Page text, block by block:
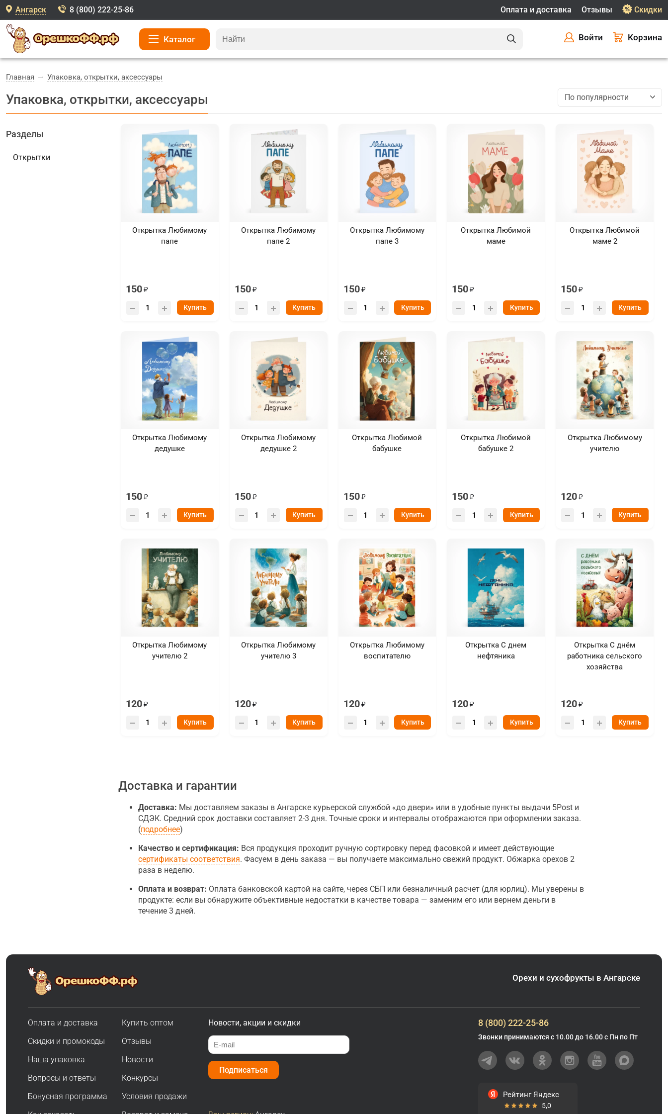
Ангарск 8 (800) 222-25-86 Скидки
Отзывы
Оплата и доставка
Каталог Войти Корзина
Главная Упаковка, открытки, аксессуары
Упаковка, открытки, аксессуары По популярности
Разделы
Открытки
Открытка Любимому
папе
150
Купить
Открытка Любимому
папе 2
150
Купить
Открытка Любимому
папе 3
150
Купить
Открытка Любимой
маме
150
Купить
Открытка Любимой
маме 2
150
Купить
Открытка Любимому
дедушке
150
Купить
Открытка Любимому
дедушке 2
150
Купить
Открытка Любимой
бабушке
150
Купить
Открытка Любимой
бабушке 2
150
Купить
Открытка Любимому
учителю
120
Купить
Открытка Любимому
учителю 2
120
Купить
Открытка Любимому
учителю 3
120
Купить
Открытка Любимому
воспитателю
120
Купить
Открытка С днем
нефтяника
120
Купить
Открытка С днём
работника сельского
хозяйства
120
Купить
Доставка и гарантии
Доставка: Мы доставляем заказы в Ангарске курьерской службой «до двери» или в удобные пункты выдачи 5Post и
СДЭК. Средний срок доставки составляет 2-3 дня. Точные сроки и интервалы отображаются при оформлении заказа.
(подробнее)
Качество и сертификация: Вся продукция проходит ручную сортировку перед фасовкой и имеет действующие
сертификаты соответствия. Фасуем в день заказа — вы получаете максимально свежий продукт. Обжарка орехов 2
раза в неделю.
Оплата и возврат: Оплата банковской картой на сайте, через СБП или безналичный расчет (для юрлиц). Мы уверены в
продукте: если вы обнаружите объективные недостатки в качестве товара — заменим его или вернем деньги в
течение 3 дней.
Орехи и сухофрукты в Ангарске
Оплата и доставка
Скидки и промокоды
Наша упаковка
Вопросы и ответы
Бонусная программа
Купить оптом
Отзывы
Новости
Конкурсы
Условия продажи
Новости, акции и скидки
Подписаться
8 (800) 222-25-86
Звонки принимаются с 10.00 до 16.00 с Пн по Пт
Рейтинг Яндекс
5,0